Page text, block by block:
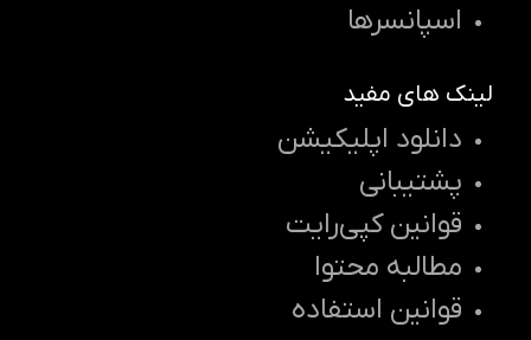
اسپانسرها
لینک های مفید
دانلود اپلیکیشن
پشتیبانی
قوانین کپی‌رایت
مطالبه محتوا
قوانین استفاده